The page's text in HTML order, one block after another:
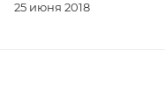
25 июня 2018